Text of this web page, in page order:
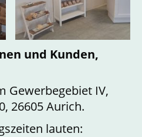
und Kunden,
Gewerbegebiet IV,
26605 Aurich.
lauten: